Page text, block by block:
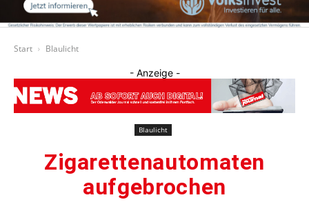
Start Blaulicht
- Anzeige -
Blaulicht
Zigarettenautomaten
aufgebrochen